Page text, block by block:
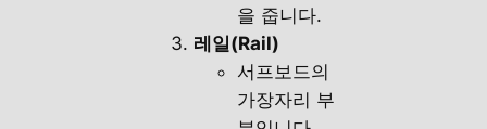
을 줍니다.
레일(Rail)
서프보드의
가장자리 부